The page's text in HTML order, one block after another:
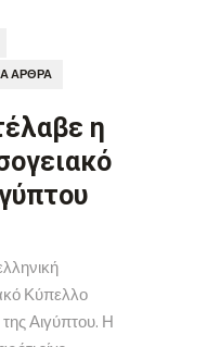
ΆΡΘΡΑ
η
Κύπελλο
Αιγύπτου. Η